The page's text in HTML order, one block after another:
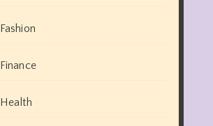
Fashion
Finance
Health